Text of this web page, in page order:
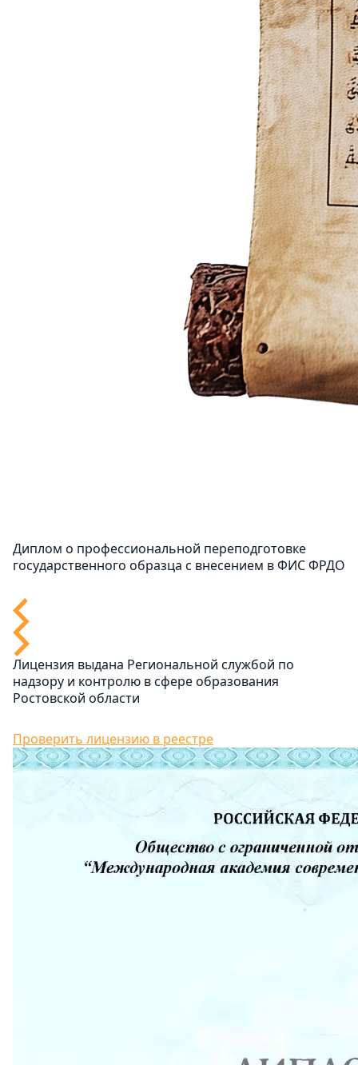
Диплом о профессиональной переподготовке
государственного образца с внесением в ФИС ФРДО
Лицензия выдана Региональной службой по
надзору и контролю в сфере образования
Ростовской области
Проверить лицензию в реестре